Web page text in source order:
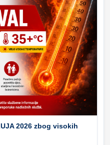
2026 zbog visokih